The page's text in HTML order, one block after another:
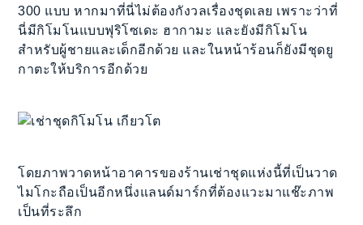
300 แบบ หากมาที่นี่ไม่ต้องกังวลเรื่องชุดเลย เพราะว่าที่
นี่มีกิโมโนแบบฟุริโซเดะ ฮากามะ และยังมีกิโมโน
สำหรับผู้ชายและเด็กอีกด้วย และในหน้าร้อนก็ยังมีชุดยู
กาตะให้บริการอีกด้วย
โดยภาพวาดหน้าอาคารของร้านเช่าชุดแห่งนี้ที่เป็นวาด
ไมโกะถือเป็นอีกหนึ่งแลนด์มาร์กที่ต้องแวะมาแช๊ะภาพ
เป็นที่ระลึก